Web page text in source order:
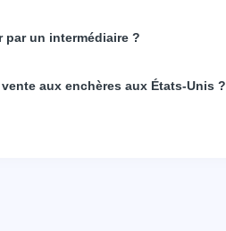
par un intermédiaire ?
aux enchères aux États-Unis ?